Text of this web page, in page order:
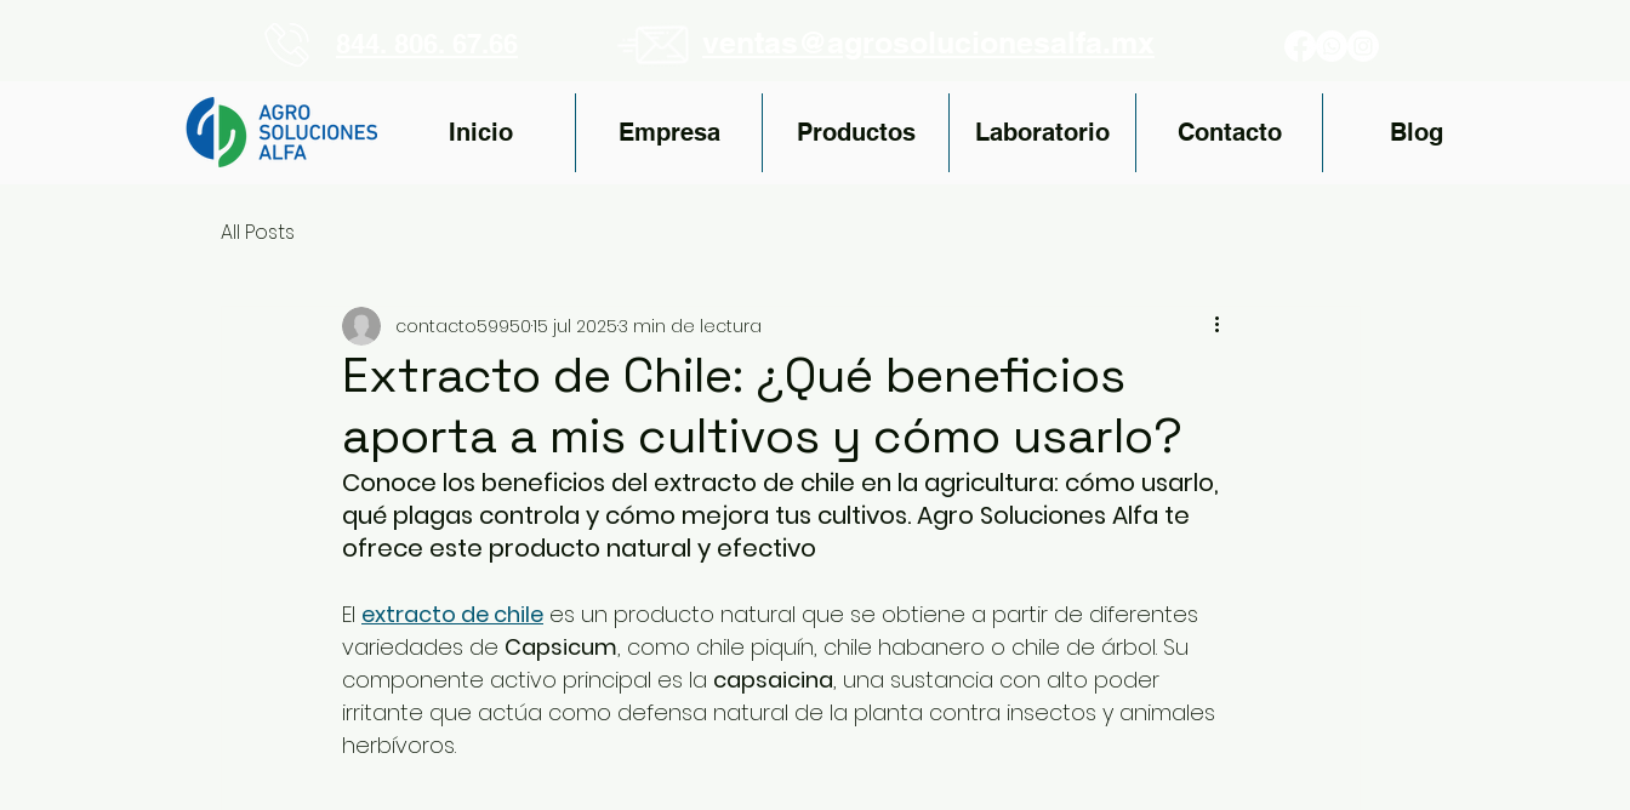
Inicio Empresa Productos Laboratorio Contacto Blog
All Posts
Extracto de Chile: ¿Qué beneficios
aporta a mis cultivos y cómo usarlo?
contacto5995015 jul 20253 min de lectura
Conoce los beneficios del extracto de chile en la agricultura: cómo usarlo,
qué plagas controla y cómo mejora tus cultivos. Agro Soluciones Alfa te
ofrece este producto natural y efectivo
El extracto de chile es un producto natural que se obtiene a partir de diferentes
variedades de Capsicum, como chile piquín, chile habanero o chile de árbol. Su
componente activo principal es la capsaicina, una sustancia con alto poder
irritante que actúa como defensa natural de la planta contra insectos y animales
herbívoros.